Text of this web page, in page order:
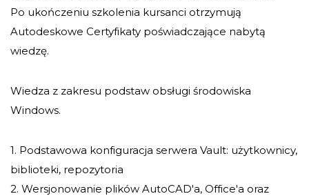
Po ukończeniu szkolenia kursanci otrzymują
Autodeskowe Certyfikaty poświadczające nabytą
wiedzę.
Wiedza z zakresu podstaw obsługi środowiska
Windows.
1. Podstawowa konfiguracja serwera Vault: użytkownicy,
biblioteki, repozytoria
2. Wersjonowanie plików AutoCAD'a, Office'a oraz